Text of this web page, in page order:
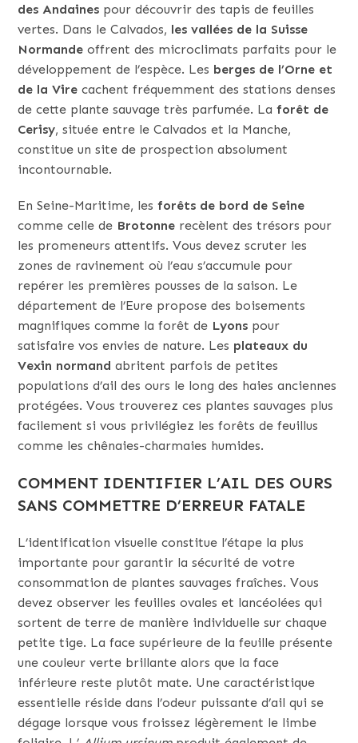
des Andaines pour découvrir des tapis de feuilles
vertes. Dans le Calvados, les vallées de la Suisse
Normande offrent des microclimats parfaits pour le
développement de l’espèce. Les berges de l’Orne et
de la Vire cachent fréquemment des stations denses
de cette plante sauvage très parfumée. Laforêt de
Cerisy, située entre le Calvados et la Manche,
constitue un site de prospection absolument
incontournable.
En Seine-Maritime, lesforêts de bord de Seine
comme celle de Brotonne recèlent des trésors pour
les promeneurs attentifs. Vous devez scruter les
zones de ravinement où l’eau s’accumule pour
repérer les premières pousses de la saison. Le
département de l’Eure propose des boisements
magnifiques comme la forêt de Lyons pour
satisfaire vos envies de nature. Les plateaux du
Vexin normand abritent parfois de petites
populations d’ail des ours le long des haies anciennes
protégées. Vous trouverez ces plantes sauvages plus
facilement si vous privilégiez les forêts de feuillus
comme les chênaies-charmaies humides.
COMMENT IDENTIFIER L’AIL DES OURS
SANS COMMETTRE D’ERREUR FATALE
L’identification visuelle constitue l’étape la plus
importante pour garantir la sécurité de votre
consommation de plantes sauvages fraîches. Vous
devez observer les feuilles ovales et lancéolées qui
sortent de terre de manière individuelle sur chaque
petite tige. La face supérieure de la feuille présente
une couleur verte brillante alors que la face
inférieure reste plutôt mate. Une caractéristique
essentielle réside dans l’odeur puissante d’ail qui se
dégage lorsque vous froissez légèrement le limbe